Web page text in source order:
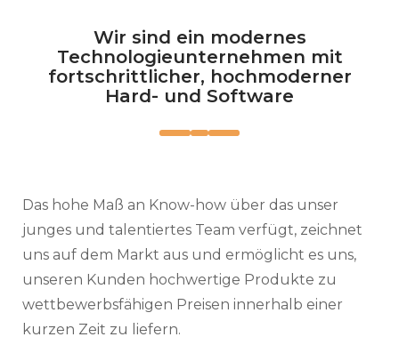
Wir sind ein modernes
Technologieunternehmen mit
fortschrittlicher, hochmoderner
Hard- und Software
Das hohe Maß an Know-how über das unser
junges und talentiertes Team verfügt, zeichnet
uns auf dem Markt aus und ermöglicht es uns,
unseren Kunden hochwertige Produkte zu
wettbewerbsfähigen Preisen innerhalb einer
kurzen Zeit zu liefern.